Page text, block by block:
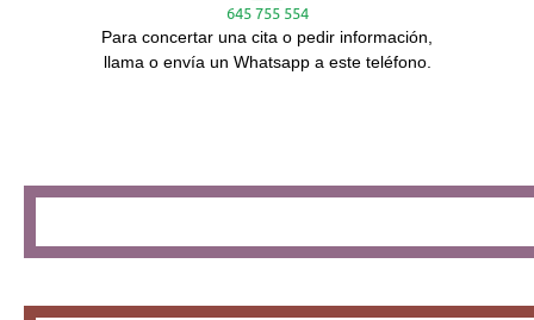
645 755 554
Para concertar una cita o pedir información,
llama o envía un Whatsapp a este teléfono.